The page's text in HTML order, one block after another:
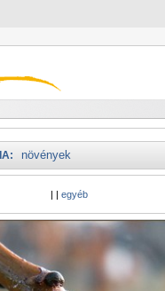
növények
| | egyéb